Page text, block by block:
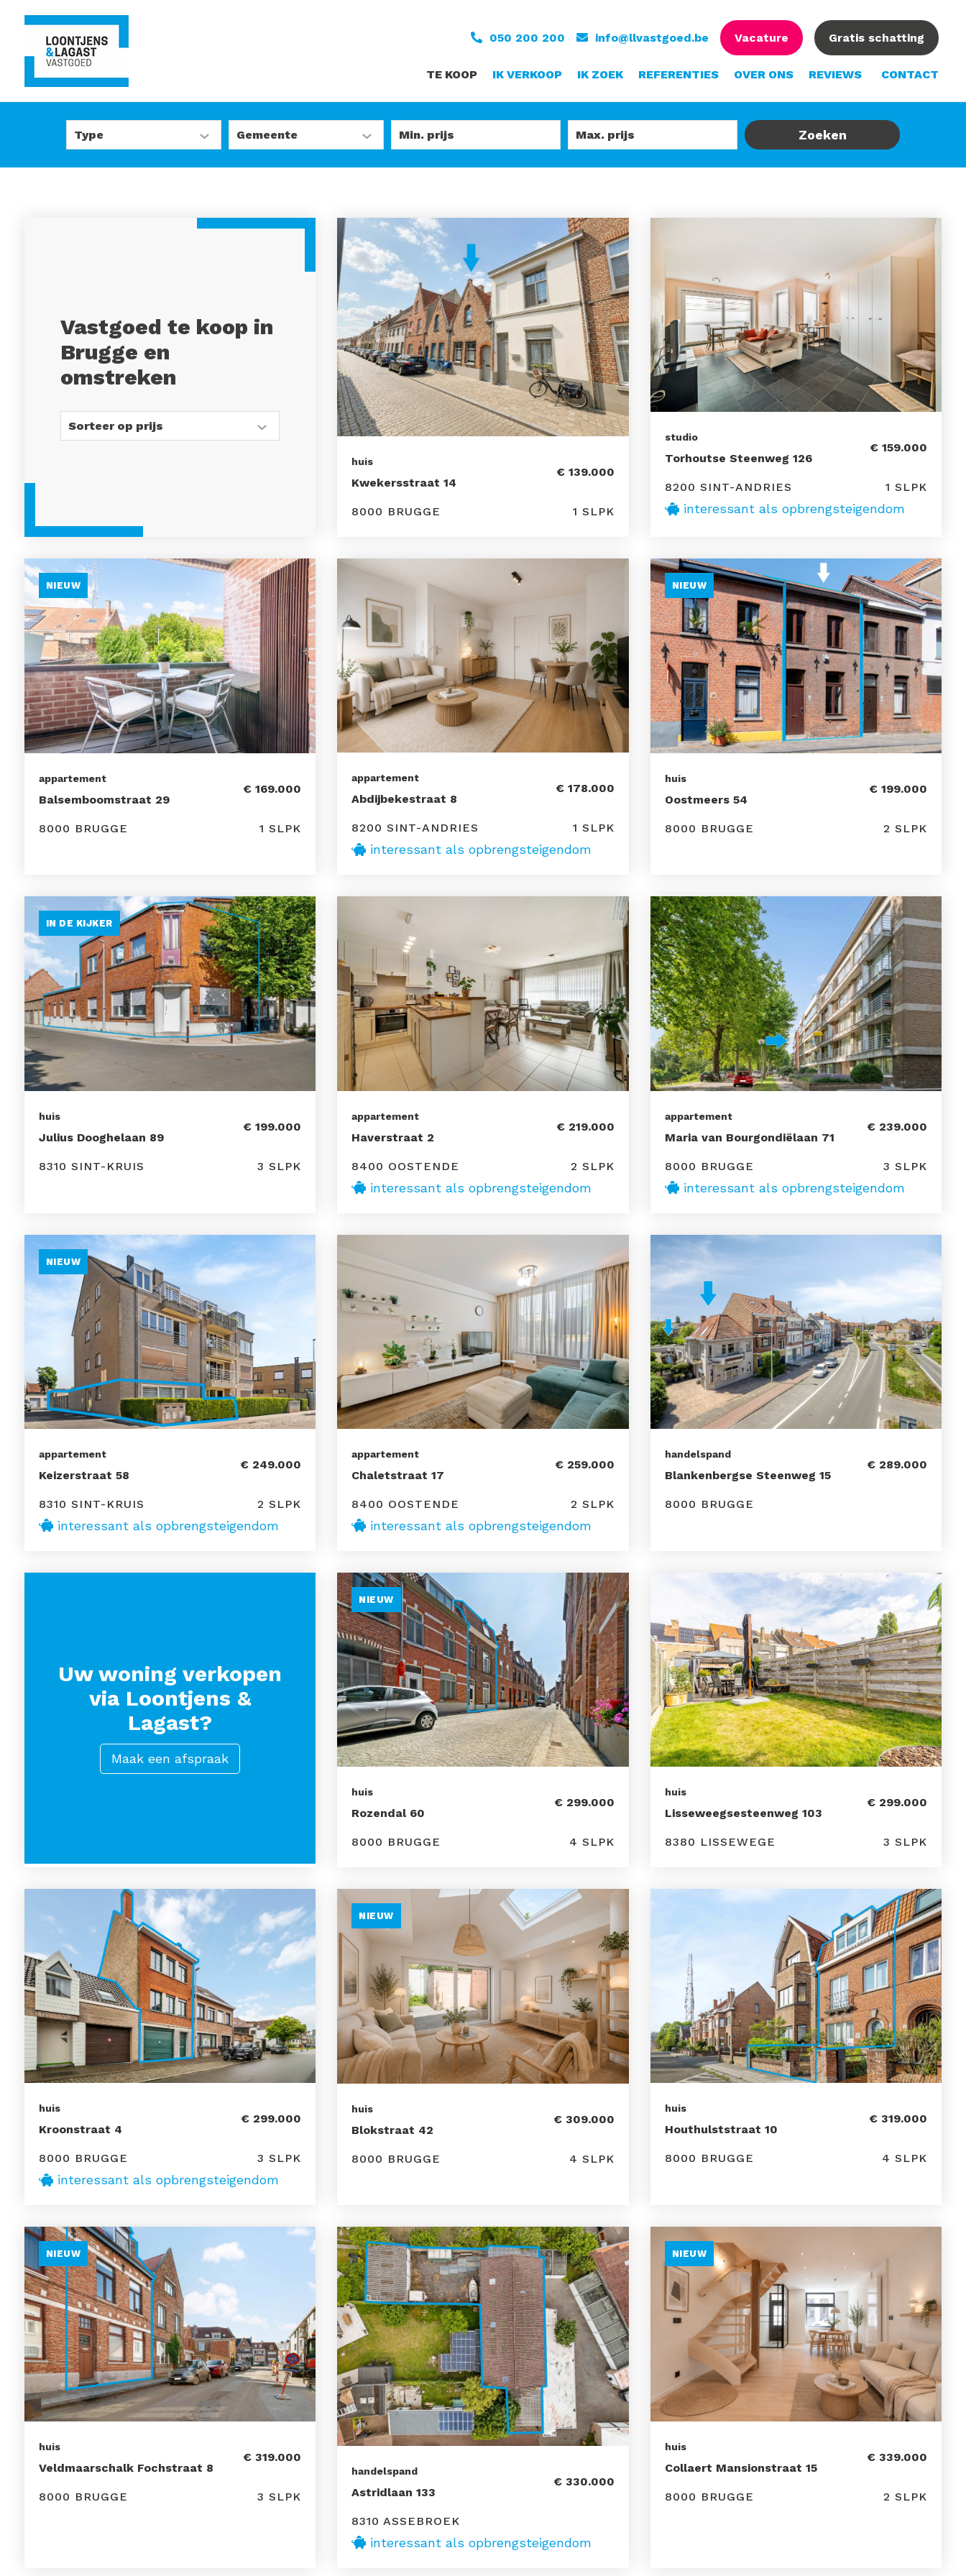
050 200 200 info@llvastgoed.be Vacature Gratis schatting
TE KOOP IK VERKOOP IK ZOEK REFERENTIES OVER ONS REVIEWS CONTACT
Zoeken
Vastgoed te koop in
Brugge en
omstreken
huis
Kwekersstraat 14
€ 139.000
8000 BRUGGE 1 SLPK
studio
Torhoutse Steenweg 126
€ 159.000
8200 SINT-ANDRIES 1 SLPK
interessant als opbrengsteigendom
NIEUW
appartement
Balsemboomstraat 29
€ 169.000
8000 BRUGGE 1 SLPK
appartement
Abdijbekestraat 8
€ 178.000
8200 SINT-ANDRIES 1 SLPK
interessant als opbrengsteigendom
NIEUW
huis
Oostmeers 54
€ 199.000
8000 BRUGGE 2 SLPK
IN DE KIJKER
huis
Julius Dooghelaan 89
€ 199.000
8310 SINT-KRUIS 3 SLPK
appartement
Haverstraat 2
€ 219.000
8400 OOSTENDE 2 SLPK
interessant als opbrengsteigendom
appartement
Maria van Bourgondiëlaan 71
€ 239.000
8000 BRUGGE 3 SLPK
interessant als opbrengsteigendom
NIEUW
appartement
Keizerstraat 58
€ 249.000
8310 SINT-KRUIS 2 SLPK
interessant als opbrengsteigendom
appartement
Chaletstraat 17
€ 259.000
8400 OOSTENDE 2 SLPK
interessant als opbrengsteigendom
handelspand
Blankenbergse Steenweg 15
€ 289.000
8000 BRUGGE
Uw woning verkopen
via Loontjens &
Lagast?
Maak een afspraak
NIEUW
huis
Rozendal 60
€ 299.000
8000 BRUGGE 4 SLPK
huis
Lisseweegsesteenweg 103
€ 299.000
8380 LISSEWEGE 3 SLPK
huis
Kroonstraat 4
€ 299.000
8000 BRUGGE 3 SLPK
interessant als opbrengsteigendom
NIEUW
huis
Blokstraat 42
€ 309.000
8000 BRUGGE 4 SLPK
huis
Houthulststraat 10
€ 319.000
8000 BRUGGE 4 SLPK
NIEUW
huis
Veldmaarschalk Fochstraat 8
€ 319.000
8000 BRUGGE 3 SLPK
handelspand
Astridlaan 133
€ 330.000
8310 ASSEBROEK
interessant als opbrengsteigendom
NIEUW
huis
Collaert Mansionstraat 15
€ 339.000
8000 BRUGGE 2 SLPK